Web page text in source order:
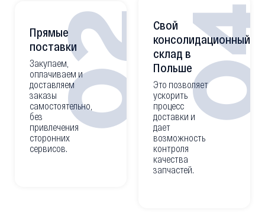
02
Прямые
поставки
Закупаем,
оплачиваем и
доставляем
заказы
самостоятельно,
без
привлечения
сторонних
сервисов.
Свой
консолидационный
склад в
Польше
Это позволяет
ускорить
процесс
доставки и
дает
возможность
контроля
качества
запчастей.